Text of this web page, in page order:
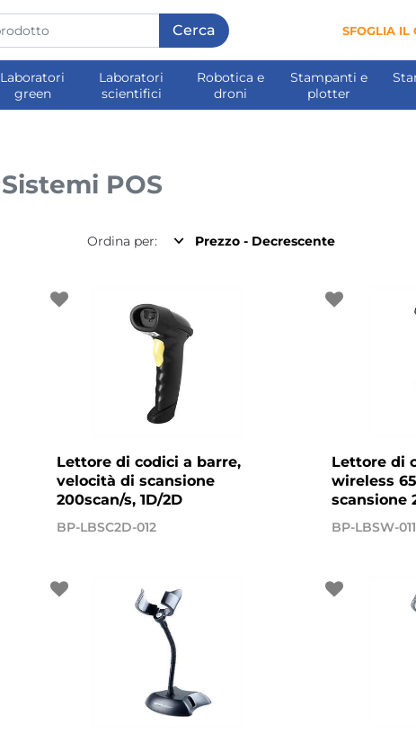
SFOGLIA IL
Laboratori
green
Laboratori
scientifici
Robotica e
droni
Stampanti e
plotter
Sistemi POS
Ordina per:
Lettore di codici a barre,
velocità di scansione
200scan/s, 1D/2D
BP-LBSC2D-012
Lettore di
wireless
scansione
BP-LBSW-011